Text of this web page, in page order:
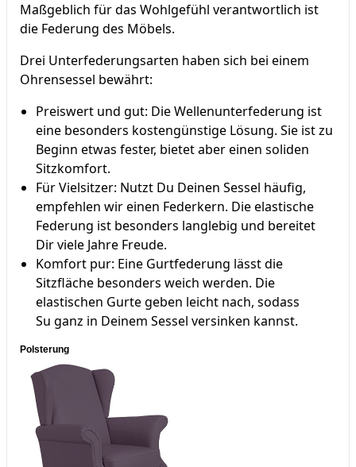
Maßgeblich für das Wohlgefühl verantwortlich ist
die Federung des Möbels.
Drei Unterfederungsarten haben sich bei einem
Ohrensessel bewährt:
Preiswert und gut: Die Wellenunterfederung ist
eine besonders kostengünstige Lösung. Sie ist zu
Beginn etwas fester, bietet aber einen soliden
Sitzkomfort.
Für Vielsitzer: Nutzt Du Deinen Sessel häufig,
empfehlen wir einen Federkern. Die elastische
Federung ist besonders langlebig und bereitet
Dir viele Jahre Freude.
Komfort pur: Eine Gurtfederung lässt die
Sitzfläche besonders weich werden. Die
elastischen Gurte geben leicht nach, sodass
Su ganz in Deinem Sessel versinken kannst.
Polsterung